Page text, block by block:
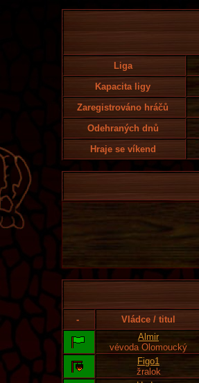
Liga
Kapacita ligy
Zaregistrováno hráčů
Odehraných dnů
Hraje se víkend
- Vládce / titul
Almir
vévoda Olomoucký
Figo1
žralok